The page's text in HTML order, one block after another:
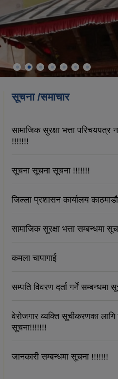
सूचना /समाचार
सामाजिक सुरक्षा भत्ता परिचयपत्र
!!!!!!!
सूचना सूचना सूचना !!!!!!!
जिल्ला प्रशासन कार्यालय
सामाजिक सुरक्षा भत्ता सम्बन्धमा
कमला चापागाई
सम्पति विवरण दर्ता गर्ने सम्बन्धमा
वेरोजगार व्यक्ति सूचीकरणका
सूचना!!!!!!!
जानकारी सम्बन्धमा सूचना !!!!!!!